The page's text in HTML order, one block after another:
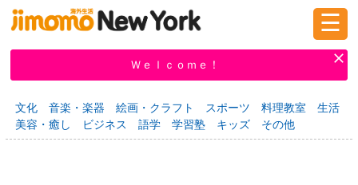
掲示板 タウン情報 教えて！
☰
Ｗｅｌｃｏｍｅ！
文化 音楽・楽器 絵画・クラフト スポーツ 料理教室
生活
美容・癒し
ビジネス 語学 学習塾 キッズ その他